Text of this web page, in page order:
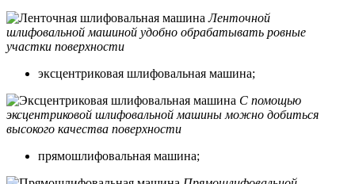
Ленточной
шлифовальной машиной удобно обрабатывать ровные
участки поверхности
эксцентриковая шлифовальная машина;
С помощью
эксцентриковой шлифовальной машины можно добиться
высокого качества поверхности
прямошлифовальная машина;